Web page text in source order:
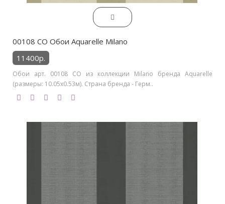
00108 CO Обои Aquarelle Milano
11400р.
Обои арт. 00108 CO из коллекции Milano бренда Aquarelle
(размеры: 10.05х0.53м). Страна бренда - Герм..